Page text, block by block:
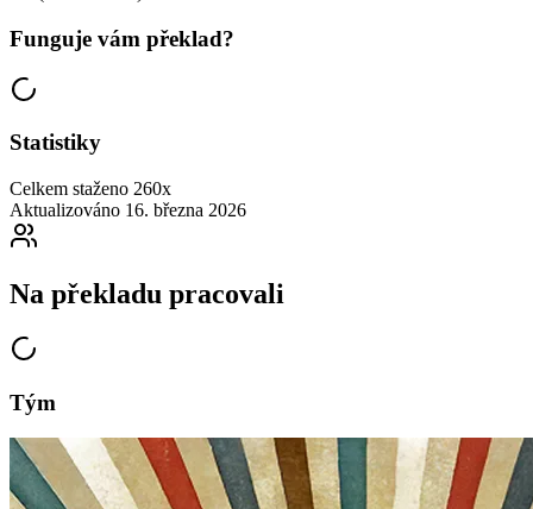
Funguje vám překlad?
Statistiky
Celkem staženo 260x
Aktualizováno 16. března 2026
Na překladu pracovali
Tým